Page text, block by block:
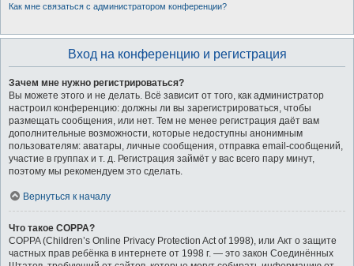
Как мне связаться с администратором конференции?
Вход на конференцию и регистрация
Зачем мне нужно регистрироваться?
Вы можете этого и не делать. Всё зависит от того, как администратор
настроил конференцию: должны ли вы зарегистрироваться, чтобы
размещать сообщения, или нет. Тем не менее регистрация даёт вам
дополнительные возможности, которые недоступны анонимным
пользователям: аватары, личные сообщения, отправка email-сообщений,
участие в группах и т. д. Регистрация займёт у вас всего пару минут,
поэтому мы рекомендуем это сделать.
Вернуться к началу
Что такое COPPA?
COPPA (Children’s Online Privacy Protection Act of 1998), или Акт о защите
частных прав ребёнка в интернете от 1998 г. — это закон Соединённых